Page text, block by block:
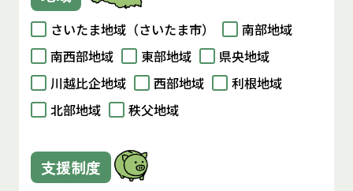
さいたま地域（さいたま市）
南部地域
南西部地域
東部地域
県央地域
川越比企地域
西部地域
利根地域
北部地域
秩父地域
支援制度